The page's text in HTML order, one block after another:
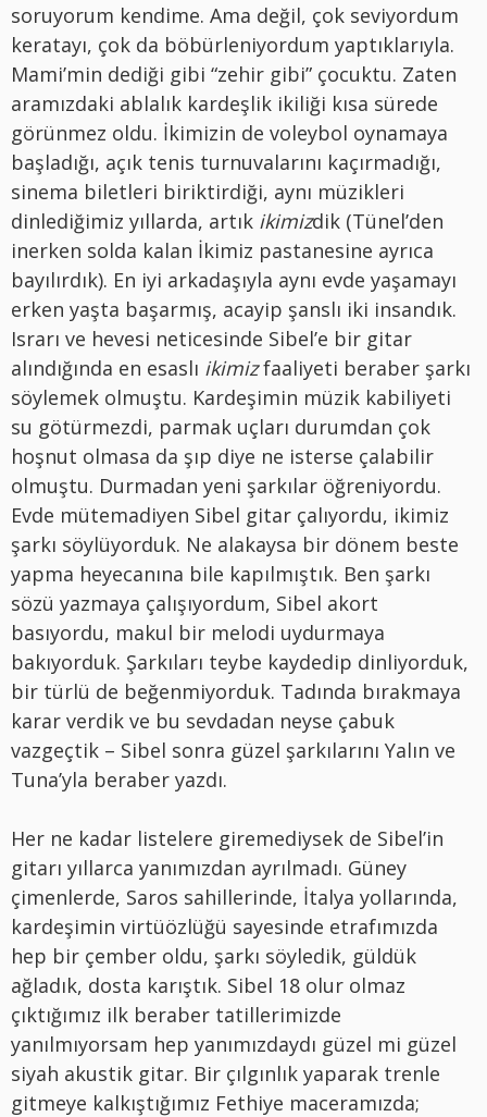
soruyorum kendime. Ama değil, çok seviyordum
keratayı, çok da böbürleniyordum yaptıklarıyla.
Mami’min dediği gibi “zehir gibi” çocuktu. Zaten
aramızdaki ablalık kardeşlik ikiliği kısa sürede
görünmez oldu. İkimizin de voleybol oynamaya
başladığı, açık tenis turnuvalarını kaçırmadığı,
sinema biletleri biriktirdiği, aynı müzikleri
dinlediğimiz yıllarda, artık ikimizdik (Tünel’den
inerken solda kalan İkimiz pastanesine ayrıca
bayılırdık). En iyi arkadaşıyla aynı evde yaşamayı
erken yaşta başarmış, acayip şanslı iki insandık.
Israrı ve hevesi neticesinde Sibel’e bir gitar
alındığında en esaslı ikimizfaaliyeti beraber şarkı
söylemek olmuştu. Kardeşimin müzik kabiliyeti
su götürmezdi, parmak uçları durumdan çok
hoşnut olmasa da şıp diye ne isterse çalabilir
olmuştu. Durmadan yeni şarkılar öğreniyordu.
Evde mütemadiyen Sibel gitar çalıyordu, ikimiz
şarkı söylüyorduk. Ne alakaysa bir dönem beste
yapma heyecanına bile kapılmıştık. Ben şarkı
sözü yazmaya çalışıyordum, Sibel akort
basıyordu, makul bir melodi uydurmaya
bakıyorduk. Şarkıları teybe kaydedip dinliyorduk,
bir türlü de beğenmiyorduk. Tadında bırakmaya
karar verdik ve bu sevdadan neyse çabuk
vazgeçtik – Sibel sonra güzel şarkılarını Yalın ve
Tuna’yla beraber yazdı.
Her ne kadar listelere giremediysek de Sibel’in
gitarı yıllarca yanımızdan ayrılmadı. Güney
çimenlerde, Saros sahillerinde, İtalya yollarında,
kardeşimin virtüözlüğü sayesinde etrafımızda
hep bir çember oldu, şarkı söyledik, güldük
ağladık, dosta karıştık. Sibel 18 olur olmaz
çıktığımız ilk beraber tatillerimizde
yanılmıyorsam hep yanımızdaydı güzel mi güzel
siyah akustik gitar. Bir çılgınlık yaparak trenle
gitmeye kalkıştığımız Fethiye maceramızda;